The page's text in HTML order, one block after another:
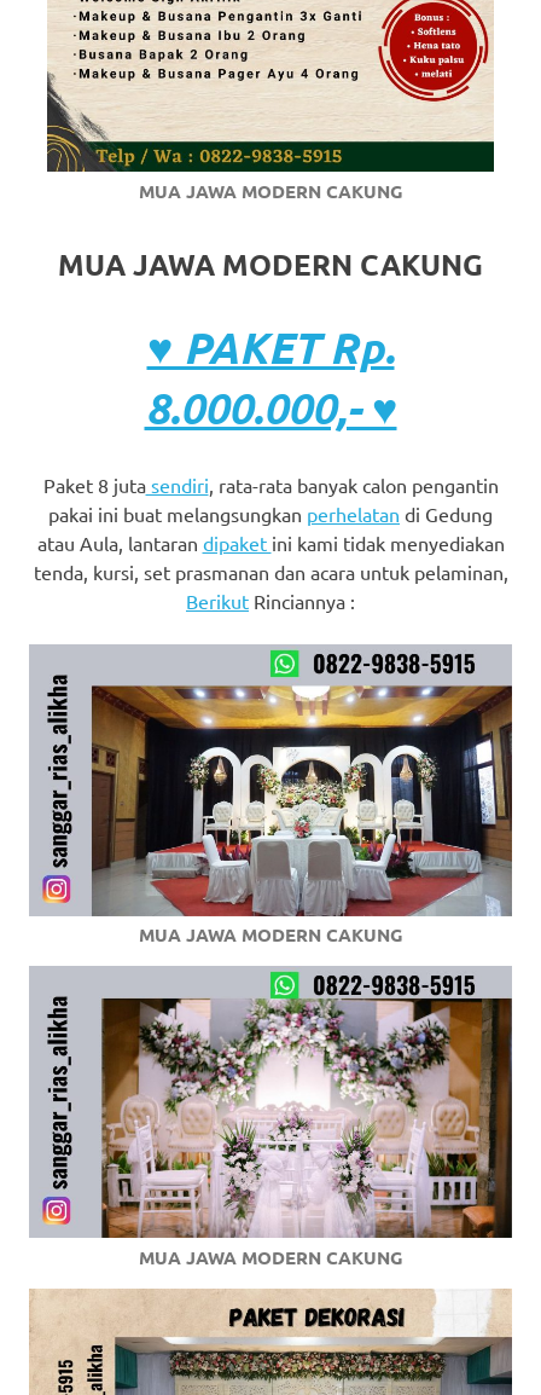
MUA JAWA MODERN CAKUNG
MUA JAWA MODERN CAKUNG
♥ PAKET Rp.
8.000.000,- ♥
Paket 8 jutasendiri , rata-rata banyak calon pengantin
pakai ini buat melangsungkan perhelatan di Gedung
atau Aula, lantaran dipaket ini kami tidak menyediakan
tenda, kursi, set prasmanan dan acara untuk pelaminan,
Berikut Rinciannya :
MUA JAWA MODERN CAKUNG
MUA JAWA MODERN CAKUNG